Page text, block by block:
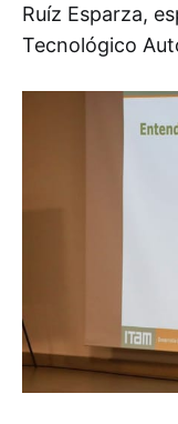
Ruíz Esparza,
Tecnológico